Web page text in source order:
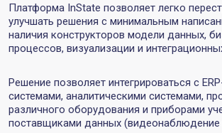
Платформа InState позволяет легко
улучшать решения с минимальным
наличия конструкторов модели данных,
процессов, визуализации и
Решение позволяет интегрироваться с
системами, аналитическими системами,
различного оборудования и приборами
поставщиками данных (видеонаблюдение